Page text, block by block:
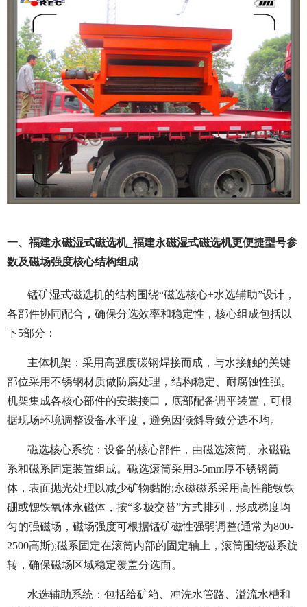
一、福建永磁湿式磁选机_福建永磁湿式磁选机更便捷型号参
数及磁场强度核心结构组成
锰矿湿式磁选机的结构围绕“磁选核心+水选辅助”设计，
各部件协同配合，确保分选效率和稳定性，核心组成包括以
下5部分：
主体机架：采用高强度碳钢焊接而成，与水接触的关键
部位采用不锈钢材质做防腐处理，结构稳定、耐腐蚀性强。
机架集成各核心部件的安装接口，底部配备调平装置，可根
据现场环境调整设备水平度，避免因倾斜导致分选不均。
磁选核心系统：设备的核心部件，由磁选滚筒、永磁磁
系和磁系固定装置组成。磁选滚筒采用3-5mm厚不锈钢筒
体，表面抛光处理以减少矿物黏附;永磁磁系采用高性能钕铁
硼或锶铁氧体永磁体，按“多极交替”方式排列，形成梯度均
匀的强磁场，磁场强度可根据锰矿磁性强弱调整(通常为800-
2500高斯);磁系固定在滚筒内部的固定轴上，滚筒围绕磁系旋
转，确保磁场区域稳定覆盖分选面。
水选辅助系统：包括给矿箱、冲洗水管路、溢流水槽和